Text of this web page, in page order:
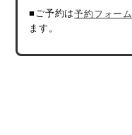
■ご予約は予約フォーム
ます。